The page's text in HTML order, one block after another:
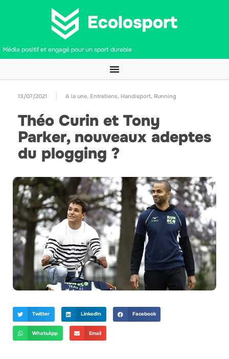
Média positif et engagé pour un sport durable
13/07/2021 A la une, Entretiens, Handisport, Running
Théo Curin et Tony
Parker, nouveaux adeptes
du plogging ?
Twitter LinkedIn Facebook
WhatsApp Email